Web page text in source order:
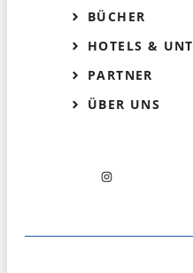
BÜCHER
HOTELS &
PARTNER
ÜBER UNS